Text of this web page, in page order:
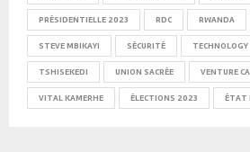
PRÉSIDENTIELLE 2023 RDC RWANDA
STEVE MBIKAYI SÉCURITÉ TECHNOLOGY
TSHISEKEDI UNION SACRÉE VENTURE
VITAL KAMERHE ÉLECTIONS 2023 ÉTAT